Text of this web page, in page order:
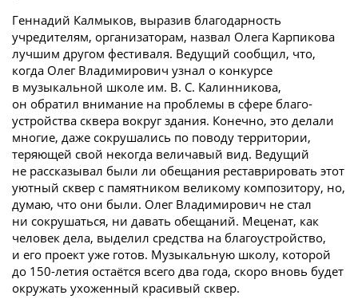
Геннадий Калмыков, выразив благодарность
учредителям, организаторам, назвал Олега Карпикова
лучшим другом фестиваля. Ведущий сообщил, что,
когда Олег Владимирович узнал о конкурсе
в музыкальной школе им. В. С. Калинникова,
он обратил внимание на проблемы в сфере благо­
устройства сквера вокруг здания. Конечно, это делали
многие, даже сокрушались по поводу территории,
теряющей свой некогда величавый вид. Ведущий
не рассказывал были ли обещания реставрировать этот
уютный сквер с памятником великому композитору, но,
думаю, что они были. Олег Владимирович не стал
ни сокрушаться, ни давать обещаний. Меценат, как
человек дела, выделил средства на благоустройство,
и его проект уже готов. Музыкальную школу, которой
до 150-летия остаётся всего два года, скоро вновь будет
окружать ухоженный красивый сквер.